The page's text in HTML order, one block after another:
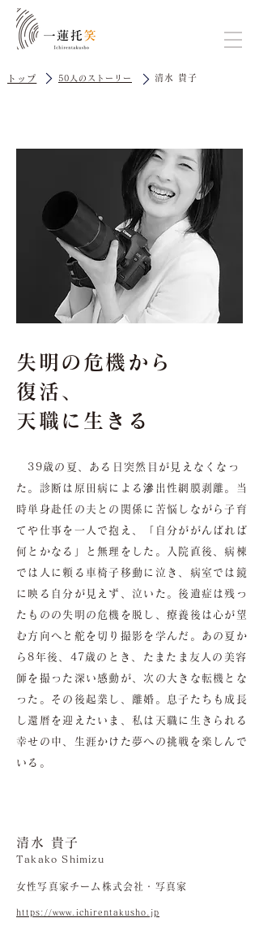
トップ 50人のストーリー 清水 貴子
失明の危機から
復活、
天職に生きる
39歳の夏、ある日突然目が見えなくなっ
た。診断は原田病による滲出性網膜剥離。当
時単身赴任の夫との関係に苦悩しながら子育
てや仕事を一人で抱え、「自分ががんばれば
何とかなる」と無理をした。入院直後、病棟
では人に頼る車椅子移動に泣き、病室では鏡
に映る自分が見えず、泣いた。後遺症は残っ
たものの失明の危機を脱し、療養後は心が望
む方向へと舵を切り撮影を学んだ。あの夏か
ら8年後、47歳のとき、たまたま友人の美容
師を撮った深い感動が、次の大きな転機とな
った。その後起業し、離婚。息子たちも成長
し還暦を迎えたいま、私は天職に生きられる
幸せの中、生涯かけた夢への挑戦を楽しんで
いる。
清水 貴子
Takako Shimizu
女性写真家チーム株式会社・写真家
https://www.ichirentakusho.jp